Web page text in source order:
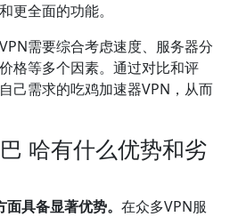
更全面的功能。
需要综合考虑速度、服务器分
格等多个因素。通过对比和评
己需求的吃鸡加速器VPN，从而
哈有什么优势和劣
具备显著优势。 在众多VPN服